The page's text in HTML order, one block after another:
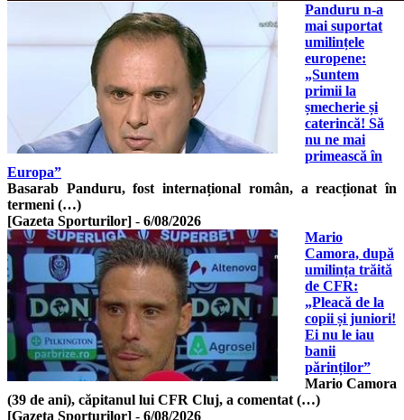
Panduru n-a
mai suportat
umilințele
europene:
„Suntem
primii la
șmecherie și
caterincă! Să
nu ne mai
primească în
Europa”
Basarab Panduru, fost internațional român, a reacționat în
termeni (…)
[Gazeta Sporturilor] - 6/08/2026
Mario
Camora, după
umilința trăită
de CFR:
„Pleacă de la
copii și juniori!
Ei nu le iau
banii
părinților”
Mario Camora
(39 de ani), căpitanul lui CFR Cluj, a comentat (…)
[Gazeta Sporturilor] - 6/08/2026